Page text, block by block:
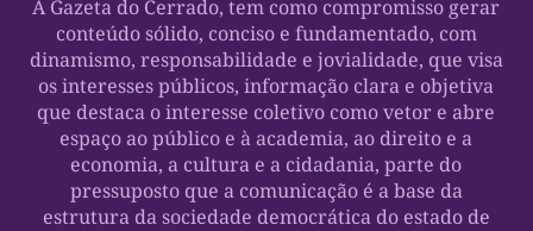
A Gazeta do Cerrado, tem como compromisso gerar
conteúdo sólido, conciso e fundamentado, com
dinamismo, responsabilidade e jovialidade, que visa
os interesses públicos, informação clara e objetiva
que destaca o interesse coletivo como vetor e abre
espaço ao público e à academia, ao direito e a
economia, a cultura e a cidadania, parte do
pressuposto que a comunicação é a base da
estrutura da sociedade democrática do estado de